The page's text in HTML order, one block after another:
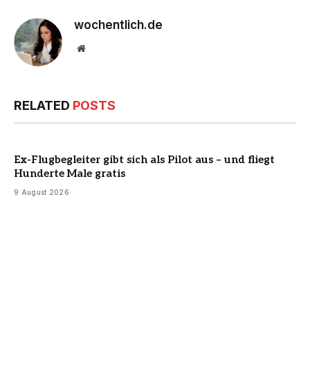
wochentlich.de
Website
RELATED POSTS
Ex-Flugbegleiter gibt sich als Pilot aus – und fliegt
Hunderte Male gratis
9 August 2026